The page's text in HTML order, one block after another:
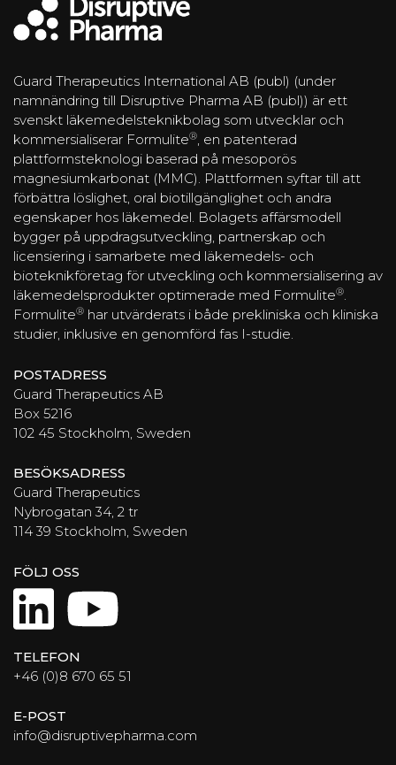
Guard Therapeutics International AB (publ) (under
namnändring till Disruptive Pharma AB (publ)) är ett
svenskt läkemedelsteknikbolag som utvecklar och
kommersialiserar Formulite®, en patenterad
plattformsteknologi baserad på mesoporös
magnesiumkarbonat (MMC). Plattformen syftar till att
förbättra löslighet, oral biotillgänglighet och andra
egenskaper hos läkemedel. Bolagets affärsmodell
bygger på uppdragsutveckling, partnerskap och
licensiering i samarbete med läkemedels- och
bioteknikföretag för utveckling och kommersialisering av
läkemedelsprodukter optimerade med Formulite®.
Formulite® har utvärderats i både prekliniska och kliniska
studier, inklusive en genomförd fas I-studie.
POSTADRESS
Guard Therapeutics AB
Box 5216
102 45 Stockholm, Sweden
BESÖKSADRESS
Guard Therapeutics
Nybrogatan 34, 2 tr
114 39 Stockholm, Sweden
FÖLJ OSS
LinkedIn
YouTube
TELEFON
+46 (0)8 670 65 51
E-POST
info@disruptivepharma.com